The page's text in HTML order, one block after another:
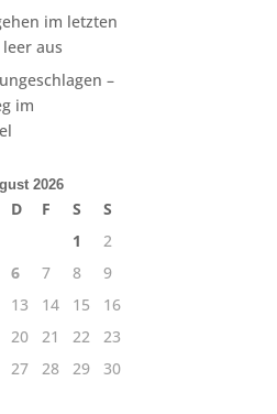
im letzten
aus
–
im
2026
D F S
S
1
2
6 7 8
9
13 14 15
16
20 21 22
23
27 28 29
30